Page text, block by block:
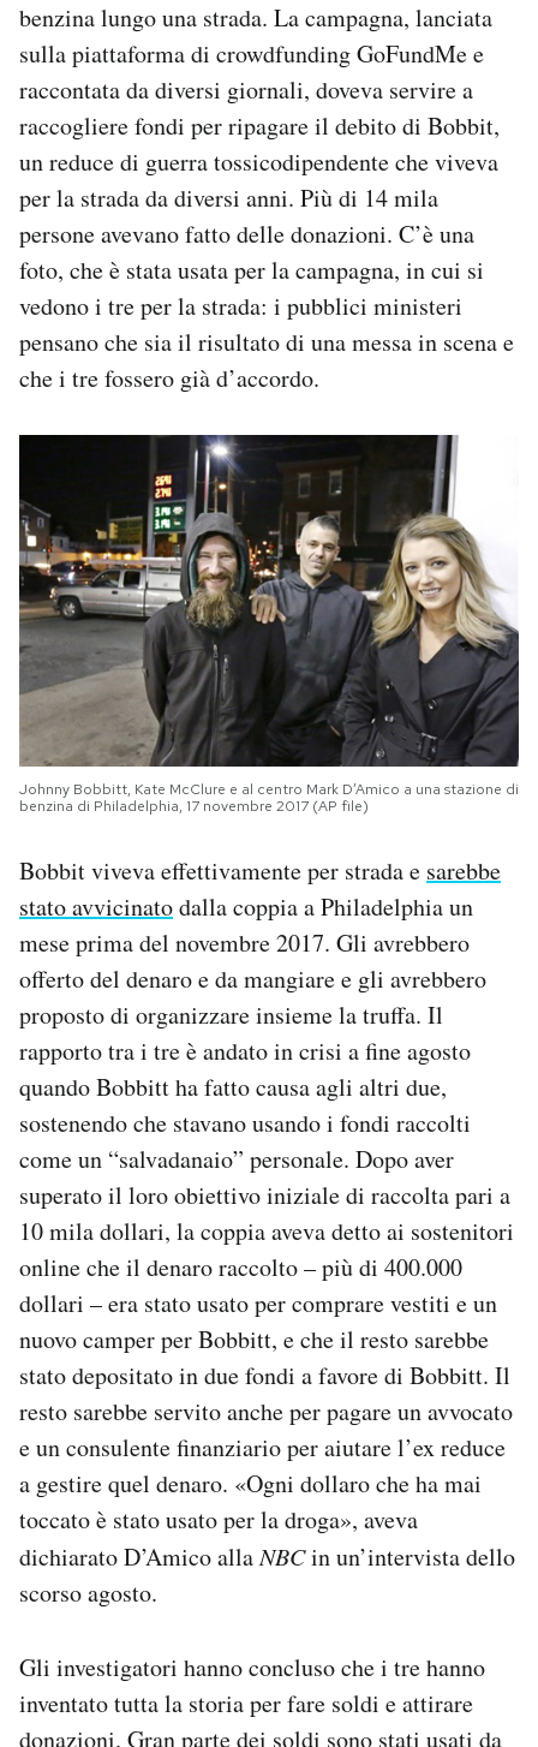
benzina lungo una strada. La campagna, lanciata
sulla piattaforma di crowdfunding GoFundMe e
raccontata da diversi giornali, doveva servire a
raccogliere fondi per ripagare il debito di Bobbit,
un reduce di guerra tossicodipendente che viveva
per la strada da diversi anni. Più di 14 mila
persone avevano fatto delle donazioni. C’è una
foto, che è stata usata per la campagna, in cui si
vedono i tre per la strada: i pubblici ministeri
pensano che sia il risultato di una messa in scena e
che i tre fossero già d’accordo.
Johnny Bobbitt, Kate McClure e al centro Mark D’Amico a una stazione di
benzina di Philadelphia, 17 novembre 2017 (AP file)
Bobbit viveva effettivamente per strada e sarebbe
stato avvicinatodalla coppia a Philadelphia un
mese prima del novembre 2017. Gli avrebbero
offerto del denaro e da mangiare e gli avrebbero
proposto di organizzare insieme la truffa. Il
rapporto tra i tre è andato in crisi a fine agosto
quando Bobbitt ha fatto causa agli altri due,
sostenendo che stavano usando i fondi raccolti
come un “salvadanaio” personale. Dopo aver
superato il loro obiettivo iniziale di raccolta pari a
10 mila dollari, la coppia aveva detto ai sostenitori
online che il denaro raccolto – più di 400.000
dollari – era stato usato per comprare vestiti e un
nuovo camper per Bobbitt, e che il resto sarebbe
stato depositato in due fondi a favore di Bobbitt. Il
resto sarebbe servito anche per pagare un avvocato
e un consulente finanziario per aiutare l’ex reduce
a gestire quel denaro. «Ogni dollaro che ha mai
toccato è stato usato per la droga», aveva
dichiarato D’Amico allaNBCin un’intervista dello
scorso agosto.
Gli investigatori hanno concluso che i tre hanno
inventato tutta la storia per fare soldi e attirare
donazioni. Gran parte dei soldi sono stati usati da